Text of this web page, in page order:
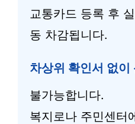
교통카드 등록 후
동 차감됩니다.
차상위 확인서 없
불가능합니다.
복지로나 주민센터